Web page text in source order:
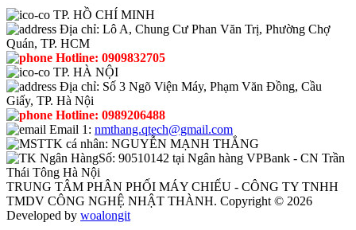
TP. HỒ CHÍ MINH
Địa chỉ: Lô A, Chung Cư Phan Văn Trị, Phường Chợ
Quán, TP. HCM
Hotline: 0909832705
TP. HÀ NỘI
Địa chỉ: Số 3 Ngõ Viện Máy, Phạm Văn Đồng, Cầu
Giấy, TP. Hà Nội
Hotline: 0989206488
Email 1: nmthang.qtech@gmail.com
TK cá nhân: NGUYỄN MẠNH THẮNG
Số: 90510142 tại Ngân hàng VPBank - CN Trần
Thái Tông Hà Nội
TRUNG TÂM PHÂN PHỐI MÁY CHIẾU - CÔNG TY TNHH
TMDV CÔNG NGHỆ NHẬT THÀNH. Copyright © 2026
Developed by woalongit